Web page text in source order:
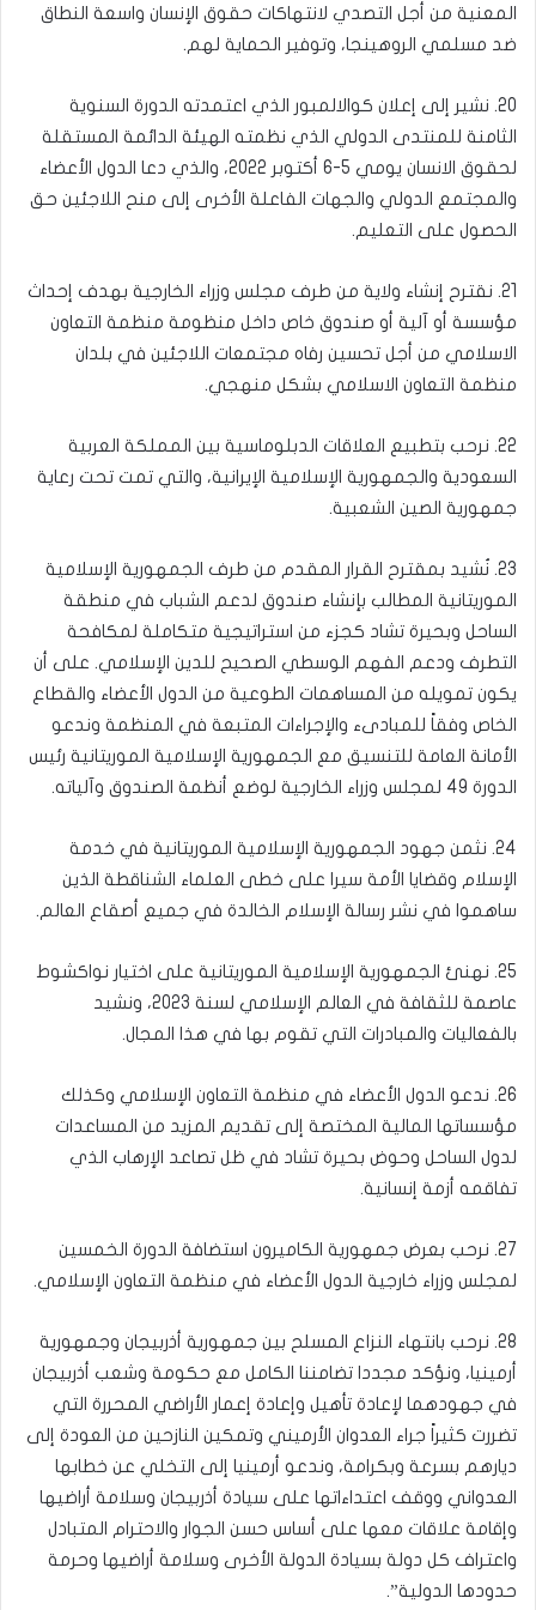
المعنية من أجل التصدي لانتهاكات حقوق الإنسان واسعة النطاق
ضد مسلمي الروهينجا، وتوفير الحماية لهم.
20. نشير إلى إعلان كوالالمبور الذي اعتمدته الدورة السنوية
الثامنة للمنتدى الدولي الذي نظمته الهيئة الدائمة المستقلة
لحقوق الانسان يومي 5-6 أكتوبر 2022، والذي دعا الدول الأعضاء
والمجتمع الدولي والجهات الفاعلة الأخرى إلى منح اللاجئين حق
الحصول على التعليم.
21. نقترح إنشاء ولاية من طرف مجلس وزراء الخارجية بهدف إحداث
مؤسسة أو آلية أو صندوق خاص داخل منظومة منظمة التعاون
الاسلامي من أجل تحسين رفاه مجتمعات اللاجئين في بلدان
منظمة التعاون الاسلامي بشكل منهجي.
22. نرحب بتطبيع العلاقات الدبلوماسية بين المملكة العربية
السعودية والجمهورية الإسلامية الإيرانية، والتي تمت تحت رعاية
جمهورية الصين الشعبية.
23. نُشيد بمقترح القرار المقدم من طرف الجمهورية الإسلامية
الموريتانية المطالب بإنشاء صندوق لدعم الشباب في منطقة
الساحل وبحيرة تشاد كجزء من استراتيجية متكاملة لمكافحة
التطرف ودعم الفهم الوسطي الصحيح للدين الإسلامي. على أن
يكون تمويله من المساهمات الطوعية من الدول الأعضاء والقطاع
الخاص وفقاً للمبادىء والإجراءات المتبعة في المنظمة وندعو
الأمانة العامة للتنسيق مع الجمهورية الإسلامية الموريتانية رئيس
الدورة 49 لمجلس وزراء الخارجية لوضع أنظمة الصندوق وآلياته.
24. نثمن جهود الجمهورية الإسلامية الموريتانية في خدمة
الإسلام وقضايا الأمة سيرا على خطى العلماء الشناقطة الذين
ساهموا في نشر رسالة الإسلام الخالدة في جميع أصقاع العالم.
25. نهنئ الجمهورية الإسلامية الموريتانية على اختيار نواكشوط
عاصمة للثقافة في العالم الإسلامي لسنة 2023، ونشيد
بالفعاليات والمبادرات التي تقوم بها في هذا المجال.
26. ندعو الدول الأعضاء في منظمة التعاون الإسلامي وكذلك
مؤسساتها المالية المختصة إلى تقديم المزيد من المساعدات
لدول الساحل وحوض بحيرة تشاد في ظل تصاعد الإرهاب الذي
تفاقمه أزمة إنسانية.
27. نرحب بعرض جمهورية الكاميرون استضافة الدورة الخمسين
لمجلس وزراء خارجية الدول الأعضاء في منظمة التعاون الإسلامي.
28. نرحب بانتهاء النزاع المسلح بين جمهورية أذربيجان وجمهورية
أرمينيا، ونؤكد مجددا تضامننا الكامل مع حكومة وشعب أذربيجان
في جهودهما لإعادة تأهيل وإعادة إعمار الأراضي المحررة التي
تضررت كثيراً جراء العدوان الأرميني وتمكين النازحين من العودة إلى
ديارهم بسرعة وبكرامة، وندعو أرمينيا إلى التخلي عن خطابها
العدواني ووقف اعتداءاتها على سيادة أذربيجان وسلامة أراضيها
وإقامة علاقات معها على أساس حسن الجوار والاحترام المتبادل
واعتراف كل دولة بسيادة الدولة الأخرى وسلامة أراضيها وحرمة
حدودها الدولية”.